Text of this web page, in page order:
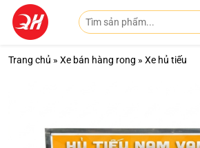
Trang chủ » Xe bán hàng rong » Xe hủ tiếu